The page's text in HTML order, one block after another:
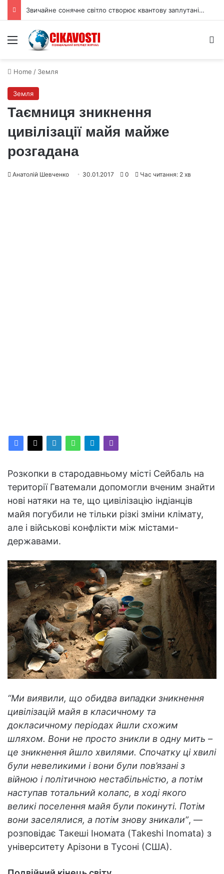
Звичайне сонячне світло створює квантову заплутаність фотонів
Menu
Home / Земля
Земля
Таємниця зникнення
цивілізації майя майже
розгадана
Анатолій Шевченко 30.01.2017 0 Час читання: 2 хв
Розкопки в стародавньому місті Сейбаль на
території Гватемали допомогли вченим знайти
нові натяки на те, що цивілізацію індіанців
майя погубили не тільки різкі зміни клімату,
але і військові конфлікти між містами-
державами.
“Ми виявили, що обидва випадки зникнення
цивілізацій майя в класичному та
докласичному періодах йшли схожим
шляхом. Вони не просто зникли в одну мить –
це зникнення йшло хвилями. Спочатку ці хвилі
були невеликими і вони були пов’язані з
війною і політичною нестабільністю, а потім
наступав тотальний колапс, в ході якого
великі поселення майя були покинуті. Потім
вони заселялися, а потім знову зникали”, —
розповідає Такеші Іномата (Takeshi Inomata) з
університету Арізони в Тусоні (США).